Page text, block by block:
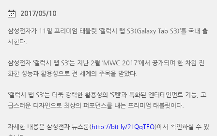
2017/05/10
삼성전자가 11일 프리미엄 태블릿 ‘갤럭시 탭 S3(Galaxy Tab S3)’를 국내 출
시한다.
삼성전자 ‘갤럭시 탭 S3’는 지난 2월 ‘MWC 2017’에서 공개되며 한 차원 진
화한 성능과 활용성으로 전 세계의 주목을 받았다.
‘갤럭시 탭 S3’는 더욱 강력한 활용성의 ‘S펜’과 특화된 엔터테인먼트 기능, 고
급스러운 디자인으로 최상의 퍼포먼스를 내는 프리미엄 태블릿이다.
자세한 내용은 삼성전자 뉴스룸(http://bit.ly/2LQqTFO)에서 확인하실 수 있